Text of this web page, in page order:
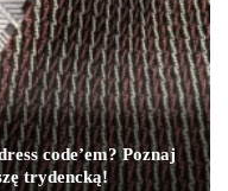
code’em? Poznaj
trydencką!